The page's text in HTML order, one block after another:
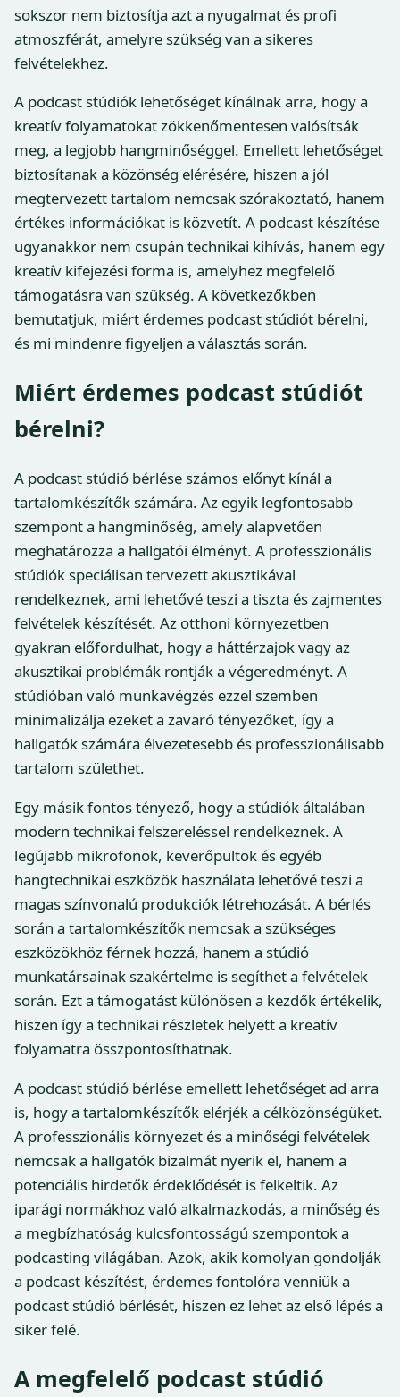
sokszor nem biztosítja azt a nyugalmat és profi
atmoszférát, amelyre szükség van a sikeres
felvételekhez.
A podcast stúdiók lehetőséget kínálnak arra, hogy a
kreatív folyamatokat zökkenőmentesen valósítsák
meg, a legjobb hangminőséggel. Emellett lehetőséget
biztosítanak a közönség elérésére, hiszen a jól
megtervezett tartalom nemcsak szórakoztató, hanem
értékes információkat is közvetít. A podcast készítése
ugyanakkor nem csupán technikai kihívás, hanem egy
kreatív kifejezési forma is, amelyhez megfelelő
támogatásra van szükség. A következőkben
bemutatjuk, miért érdemes podcast stúdiót bérelni,
és mi mindenre figyeljen a választás során.
Miért érdemes podcast stúdiót
bérelni?
A podcast stúdió bérlése számos előnyt kínál a
tartalomkészítők számára. Az egyik legfontosabb
szempont a hangminőség, amely alapvetően
meghatározza a hallgatói élményt. A professzionális
stúdiók speciálisan tervezett akusztikával
rendelkeznek, ami lehetővé teszi a tiszta és zajmentes
felvételek készítését. Az otthoni környezetben
gyakran előfordulhat, hogy a háttérzajok vagy az
akusztikai problémák rontják a végeredményt. A
stúdióban való munkavégzés ezzel szemben
minimalizálja ezeket a zavaró tényezőket, így a
hallgatók számára élvezetesebb és professzionálisabb
tartalom születhet.
Egy másik fontos tényező, hogy a stúdiók általában
modern technikai felszereléssel rendelkeznek. A
legújabb mikrofonok, keverőpultok és egyéb
hangtechnikai eszközök használata lehetővé teszi a
magas színvonalú produkciók létrehozását. A bérlés
során a tartalomkészítők nemcsak a szükséges
eszközökhöz férnek hozzá, hanem a stúdió
munkatársainak szakértelme is segíthet a felvételek
során. Ezt a támogatást különösen a kezdők értékelik,
hiszen így a technikai részletek helyett a kreatív
folyamatra összpontosíthatnak.
A podcast stúdió bérlése emellett lehetőséget ad arra
is, hogy a tartalomkészítők elérjék a célközönségüket.
A professzionális környezet és a minőségi felvételek
nemcsak a hallgatók bizalmát nyerik el, hanem a
potenciális hirdetők érdeklődését is felkeltik. Az
iparági normákhoz való alkalmazkodás, a minőség és
a megbízhatóság kulcsfontosságú szempontok a
podcasting világában. Azok, akik komolyan gondolják
a podcast készítést, érdemes fontolóra venniük a
podcast stúdió bérlését, hiszen ez lehet az első lépés a
siker felé.
A megfelelő podcast stúdió